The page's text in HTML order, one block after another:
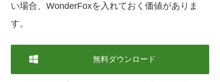
い場合、WonderFoxを入れておく価値がありま
す。
無料ダウンロード